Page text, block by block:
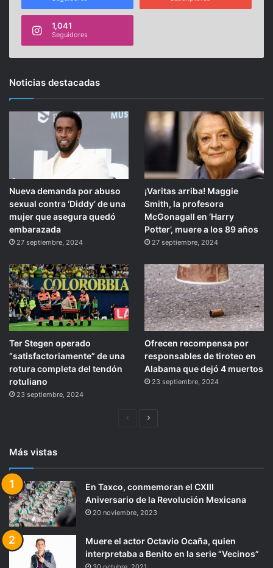
1,041
Seguidores
Noticias destacadas
Nueva demanda por abuso
sexual contra ‘Diddy’ de una
mujer que asegura quedó
embarazada
27 septiembre, 2024
¡Varitas arriba! Maggie
Smith, la profesora
McGonagall en ‘Harry
Potter’, muere a los 89 años
27 septiembre, 2024
Ter Stegen operado
“satisfactoriamente” de una
rotura completa del tendón
rotuliano
23 septiembre, 2024
Ofrecen recompensa por
responsables de tiroteo en
Alabama que dejó 4 muertos
23 septiembre, 2024
PáginaSiguiente
Más vistas
En Taxco, conmemoran el CXIII
Aniversario de la Revolución Mexicana
20 noviembre, 2023
Muere el actor Octavio Ocaña, quien
interpretaba a Benito en la serie “Vecinos”